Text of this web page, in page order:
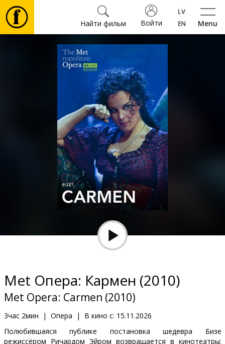
Menu
Войти
Найти фильм
Фильмы
Мероприятия
Новости
Подарки
Клуб
Met Опера: Кармен (2010)
Met Opera: Carmen (2010)
3час 2мин | Опера | В кино с: 15.11.2026
Полюбившаяся публике постановка шедевра Бизе
режиссёром Ричардом Эйром возвращается в кинотеатры: